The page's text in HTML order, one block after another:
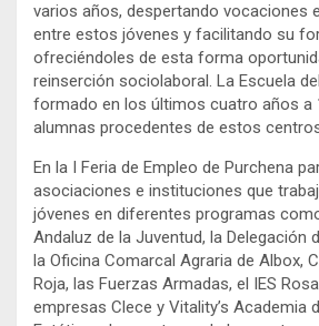
varios años, despertando vocaciones
entre estos jóvenes y facilitando su
ofreciéndoles de esta forma
reinserción sociolaboral. La Escuela
formado en los últimos cuatro años a
alumnas procedentes de estos
En la I Feria de Empleo de Purchena
asociaciones e instituciones que
jóvenes en diferentes programas
Andaluz de la Juventud, la Delegación
la Oficina Comarcal Agraria de Albox,
Roja, las Fuerzas Armadas, el IES
empresas Clece y Vitality’s Academia